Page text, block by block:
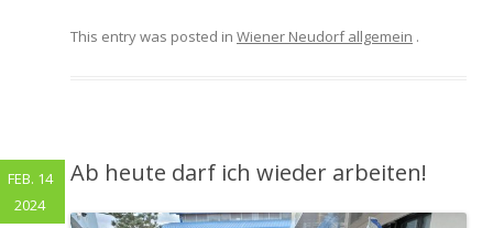
This entry was posted in Wiener Neudorf allgemein .
Ab heute darf ich wieder arbeiten!
FEB. 14
2024